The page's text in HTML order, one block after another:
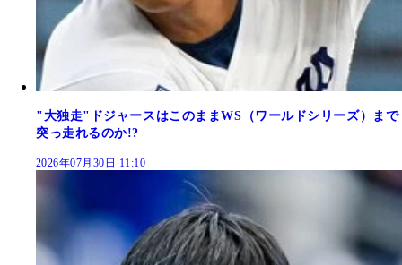
"大独走"ドジャースはこのままWS（ワールドシリーズ）まで
突っ走れるのか!?
2026年07月30日 11:10